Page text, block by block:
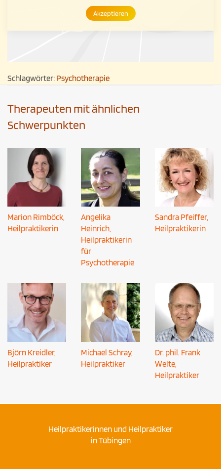
Akzeptieren
Schlagwörter: Psychotherapie
Therapeuten mit ähnlichen
Schwerpunkten
Marion Rimböck,
Heilpraktikerin
Angelika
Heinrich,
Heilpraktikerin
für
Psychotherapie
Sandra Pfeiffer,
Heilpraktikerin
Björn Kreidler,
Heilpraktiker
Michael Schray,
Heilpraktiker
Dr. phil. Frank
Welte,
Heilpraktiker
Heilpraktikerinnen und Heilpraktiker
in Tübingen